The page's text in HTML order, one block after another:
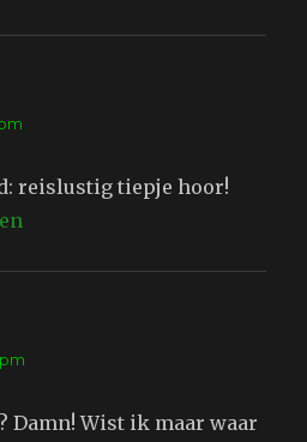
reislustig tiepje hoor!
Damn! Wist ik maar waar